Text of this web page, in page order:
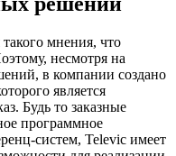
мнения, что
несмотря на
в компании создано
является
Будь то заказные
программное
систем, Televic имеет